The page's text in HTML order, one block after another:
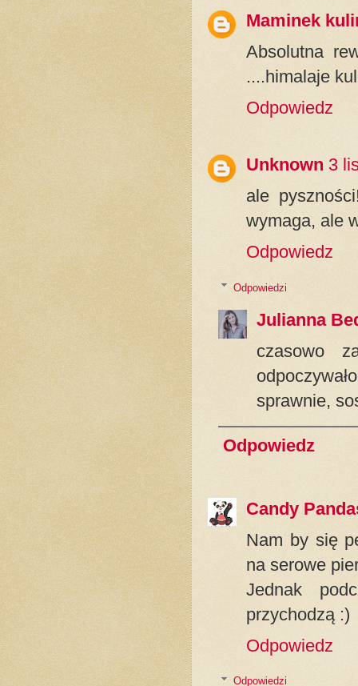
Maminek
Absolutna
....himalaje
Odpowiedz
Unknown 3
ale
wymaga, ale
Odpowiedz
Odpowiedzi
Julianna
czasowo
sprawnie,
Odpowiedz
Candy
Nam by się
na serowe
Jednak
przychodzą :)
Odpowiedz
Odpowiedzi